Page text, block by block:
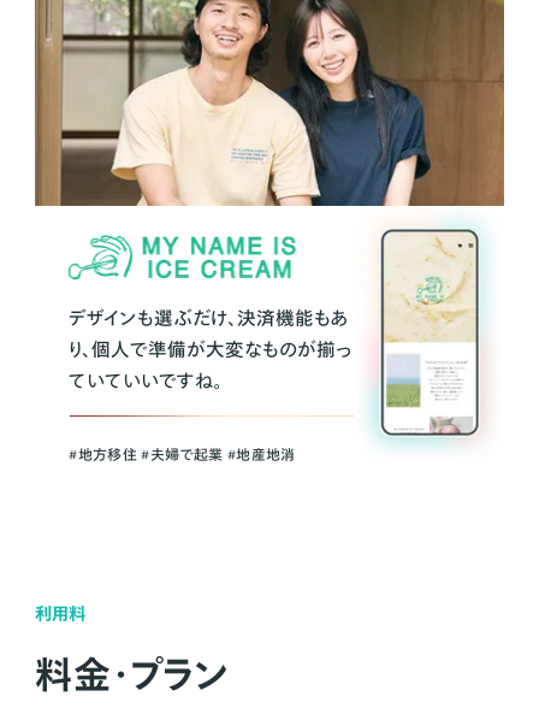
デザインも選ぶだけ、決済機能もあ
り、個人で準備が大変なものが揃っ
ていていいですね。
#地方移住 #夫婦で起業 #地産地消
利用料
料金・プラン